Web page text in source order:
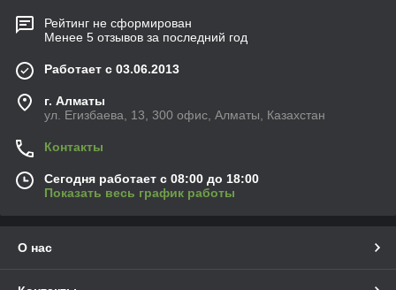
Рейтинг не сформирован
Менее 5 отзывов за последний год
Работает с 03.06.2013
г. Алматы
ул. Егизбаева, 13, 300 офис, Алматы, Казахстан
Контакты
Сегодня работает с 08:00 до 18:00
Показать весь график работы
О нас